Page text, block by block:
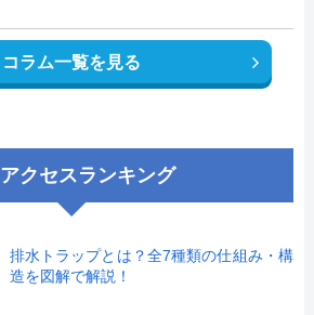
コラム一覧を見る
アクセスランキング
排水トラップとは？全7種類の仕組み・構
造を図解で解説！